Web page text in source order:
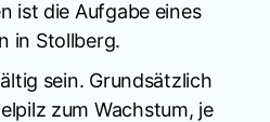
ist die Aufgabe eines
in Stollberg.
sein. Grundsätzlich
zum Wachstum, je